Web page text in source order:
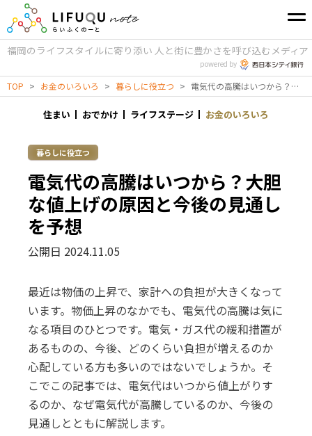
福岡のライフスタイルに寄り添い 人と街に豊かさを呼び込むメディア
powered by
TOP > お金のいろいろ > 暮らしに役立つ > 電気代の高騰はいつから？大胆な値上げの原因と今後の見通しを予想
住まい おでかけ ライフステージ お金のいろいろ
暮らしに役立つ
電気代の高騰はいつから？大胆
な値上げの原因と今後の見通し
を予想
公開日 2024.11.05
最近は物価の上昇で、家計への負担が大きくなって
います。物価上昇のなかでも、電気代の高騰は気に
なる項目のひとつです。電気・ガス代の緩和措置が
あるものの、今後、どのくらい負担が増えるのか
心配している方も多いのではないでしょうか。そ
こでこの記事では、電気代はいつから値上がりす
るのか、なぜ電気代が高騰しているのか、今後の
見通しとともに解説します。